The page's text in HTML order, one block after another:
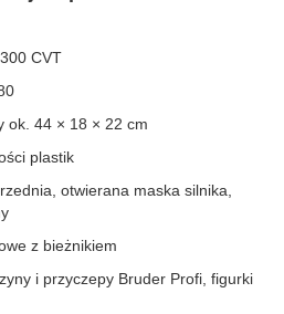
CVT
ok. 44 × 18 × 22 cm
plastik
otwierana maska silnika,
z bieżnikiem
i przyczepy Bruder Profi, figurki